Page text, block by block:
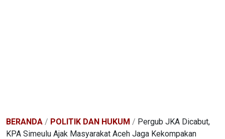
BERANDA / POLITIK DAN HUKUM / Pergub JKA Dicabut,
KPA Simeulu Ajak Masyarakat Aceh Jaga Kekompakan